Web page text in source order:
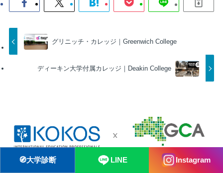
🧭大学診断 LINE Instagram
グリニッチ・カレッジ｜Greenwich College
ディーキン大学付属カレッジ｜Deakin College